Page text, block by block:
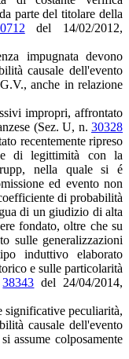
parte del titolare della
del 14/02/2012,
impugnata devono
causale dell'evento
anche in relazione
impropri, affrontato
(Sez. U, n. 30328
recentemente ripreso
di legittimità con la
nella quale si é
ed evento non
di probabilità
di un giudizio di alta
fondato, oltre che su
sulle generalizzazioni
induttivo elaborato
e sulle particolarità
38343 del 24/04/2014,
significative peculiarità,
causale dell'evento
assume colposamente